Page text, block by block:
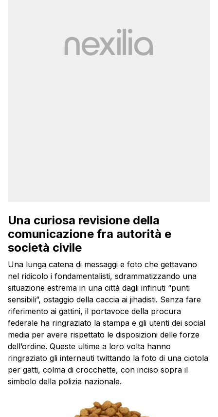
Una curiosa revisione della
comunicazione fra autorità e
società civile
Una lunga catena di messaggi e foto che gettavano
nel ridicolo i fondamentalisti, sdrammatizzando una
situazione estrema in una città dagli infinuti “punti
sensibili”, ostaggio della caccia ai jihadisti. Senza fare
riferimento ai gattini, il portavoce della procura
federale ha ringraziato la stampa e gli utenti dei social
media per avere rispettato le disposizioni delle forze
dell’ordine. Queste ultime a loro volta hanno
ringraziato gli internauti twittando la foto di una ciotola
per gatti, colma di crocchette, con inciso sopra il
simbolo della polizia nazionale.